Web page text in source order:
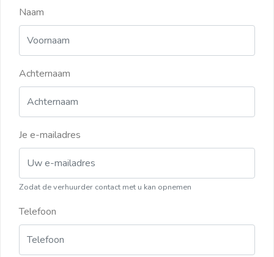
Naam
Achternaam
Je e-mailadres
Zodat de verhuurder contact met u kan opnemen
Telefoon